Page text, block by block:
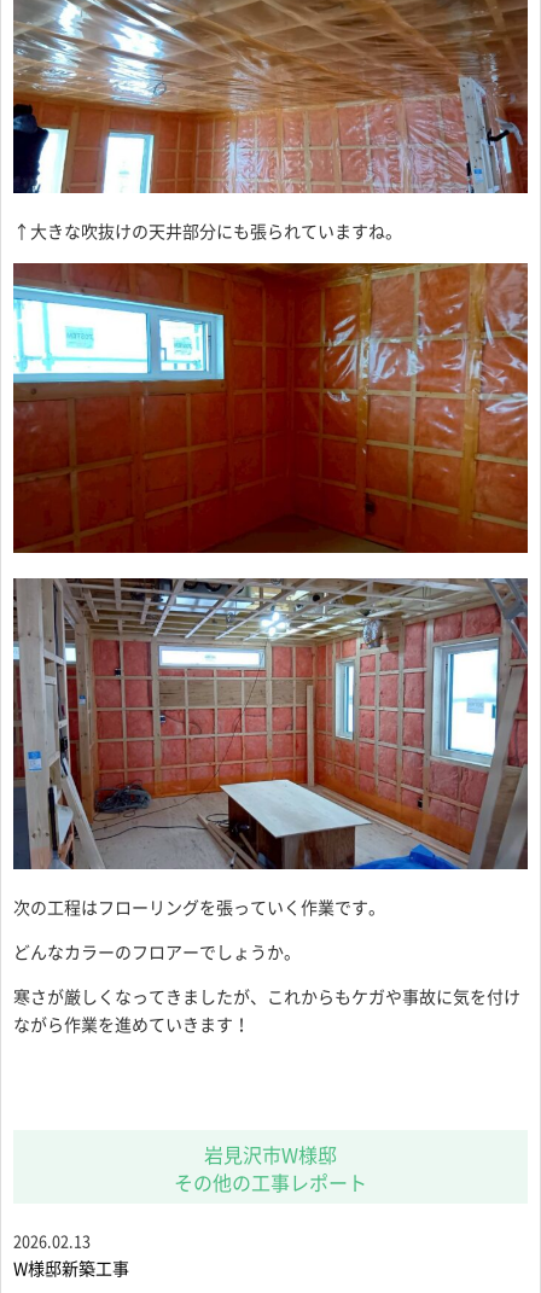
↑大きな吹抜けの天井部分にも張られていますね。
次の工程はフローリングを張っていく作業です。
どんなカラーのフロアーでしょうか。
寒さが厳しくなってきましたが、これからもケガや事故に気を付け
ながら作業を進めていきます！
岩見沢市W様邸
その他の工事レポート
2026.02.13
W様邸新築工事